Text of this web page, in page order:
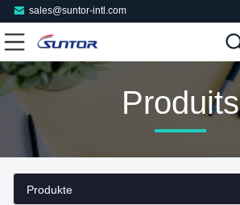
sales@suntor-intl.com
Produits
Produkte